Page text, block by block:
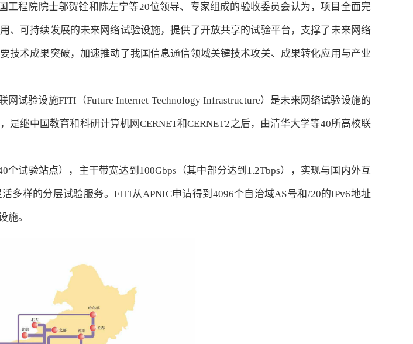
程院院士邬贺铨和陈左宁等20位领导、专家组成的验收委员会认为，项目全面完
、可持续发展的未来网络试验设施，提供了开放共享的试验平台，支撑了未来网络
技术成果突破，加速推动了我国信息通信领域关键技术攻关、成果转化应用与产业
验设施FITI（Future Internet Technology Infrastructure）是未来网络试验设施的
继中国教育和科研计算机网CERNET和CERNET2之后，由清华大学等40所高校联
试验站点），主干带宽达到100Gbps（其中部分达到1.2Tbps），实现与国内外互
样的分层试验服务。FITI从APNIC申请得到4096个自治域AS号和/20的IPv6地址
施。